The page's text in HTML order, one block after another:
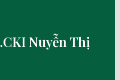
Nuyễn Thị